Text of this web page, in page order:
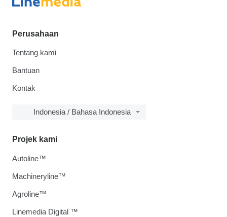
Perusahaan
Tentang kami
Bantuan
Kontak
Indonesia / Bahasa Indonesia
Projek kami
Autoline™
Machineryline™
Agroline™
Linemedia Digital ™